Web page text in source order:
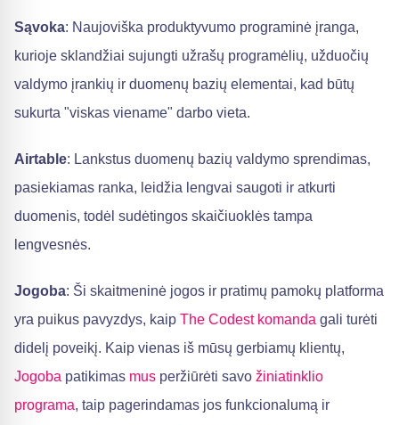
Sąvoka: Naujoviška produktyvumo programinė įranga,
kurioje sklandžiai sujungti užrašų programėlių, užduočių
valdymo įrankių ir duomenų bazių elementai, kad būtų
sukurta "viskas viename" darbo vieta.
Airtable: Lankstus duomenų bazių valdymo sprendimas,
pasiekiamas ranka, leidžia lengvai saugoti ir atkurti
duomenis, todėl sudėtingos skaičiuoklės tampa
lengvesnės.
Jogoba: Ši skaitmeninė jogos ir pratimų pamokų platforma
yra puikus pavyzdys, kaip The Codest komanda gali turėti
didelį poveikį. Kaip vienas iš mūsų gerbiamų klientų,
Jogoba patikimas mus peržiūrėti savo žiniatinklio
programa, taip pagerindamas jos funkcionalumą ir